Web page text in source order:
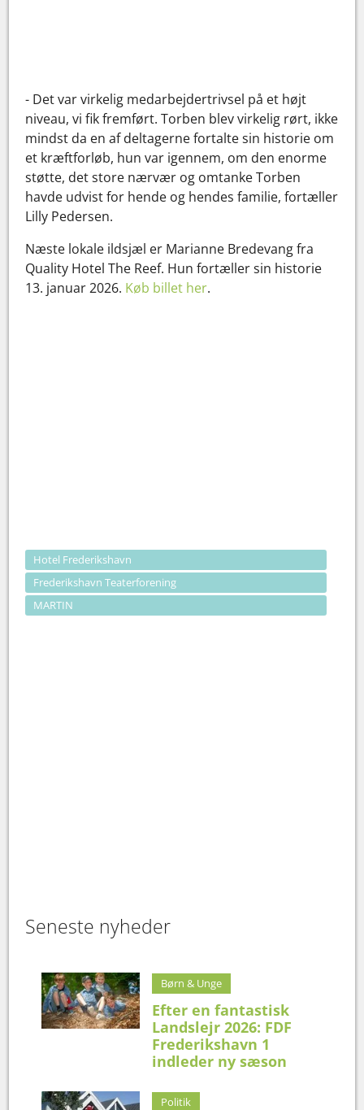
- Det var virkelig medarbejdertrivsel på et højt
niveau, vi fik fremført. Torben blev virkelig rørt, ikke
mindst da en af deltagerne fortalte sin historie om
et kræftforløb, hun var igennem, om den enorme
støtte, det store nærvær og omtanke Torben
havde udvist for hende og hendes familie, fortæller
Lilly Pedersen.
Næste lokale ildsjæl er Marianne Bredevang fra
Quality Hotel The Reef. Hun fortæller sin historie
13. januar 2026. Køb billet her.
Hotel Frederikshavn
Frederikshavn Teaterforening
MARTIN
Seneste nyheder
Børn & Unge
Efter en fantastisk
Landslejr 2026: FDF
Frederikshavn 1
indleder ny sæson
Politik